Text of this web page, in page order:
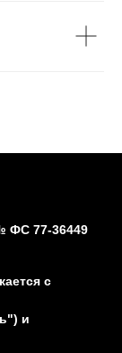
ФС 77-36449
с
и